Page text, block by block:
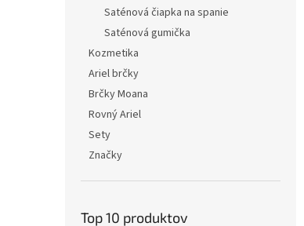
Saténová čiapka na spanie
Saténová gumička
Kozmetika
Ariel brčky
Brčky Moana
Rovný Ariel
Sety
Značky
Top 10 produktov